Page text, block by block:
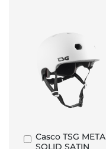
Casco TSG META
SOLID SATIN
Añadir